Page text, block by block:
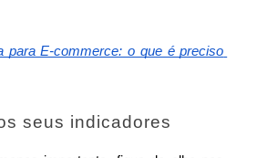
para E-commerce: o que é preciso
seus indicadores